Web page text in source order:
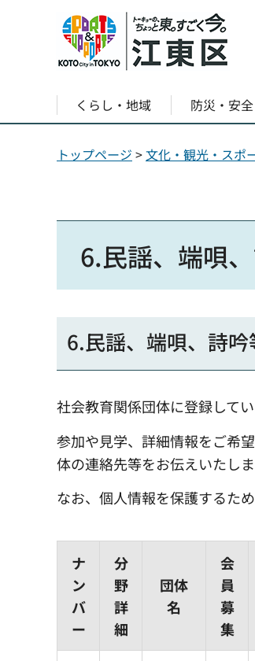
くらし・地域 防災・安全
トップページ >文化・観光・スポ
6.民謡、端唄
6.民謡、端唄、詩吟
社会教育関係団体に登録して
参加や見学、詳細情報をご希
体の連絡先等をお伝えいたしま
なお、個人情報を保護するた
ナ
ン
バ
ー
分
野
詳
細
団体
名
会
員
募
集